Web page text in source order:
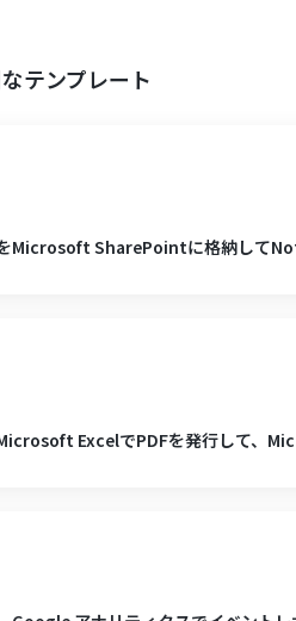
テンプレート
Microsoft SharePointに格納して
ExcelでPDFを発行して、